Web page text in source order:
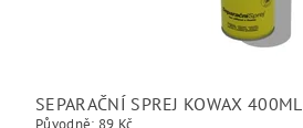
SEPARAČNÍ SPREJ KOWAX 400ML
Původně: 89 Kč